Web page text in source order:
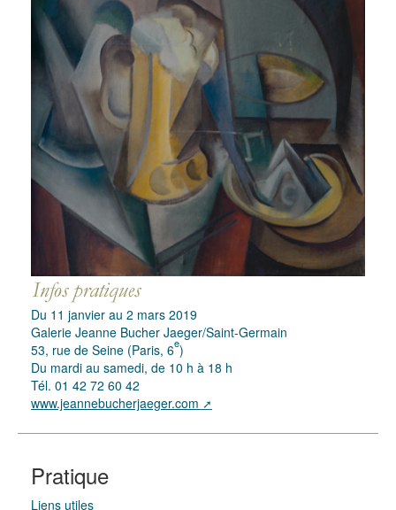
Du 11 janvier au 2 mars 2019
Galerie Jeanne Bucher Jaeger/Saint-Germain
53, rue de Seine (Paris, 6e)
Du mardi au samedi, de 10 h à 18 h
Tél. 01 42 72 60 42
www.jeannebucherjaeger.com
Pratique
Liens utiles